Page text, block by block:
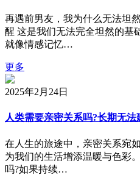
再遇前男友，我为什么无法坦
醒 这是我们无法完全坦然的基
就像情感记忆…
更多
2025年2月24日
人类需要亲密关系吗?长期无法
在人生的旅途中，亲密关系宛
为我们的生活增添温暖与色彩
吗?如果持续…